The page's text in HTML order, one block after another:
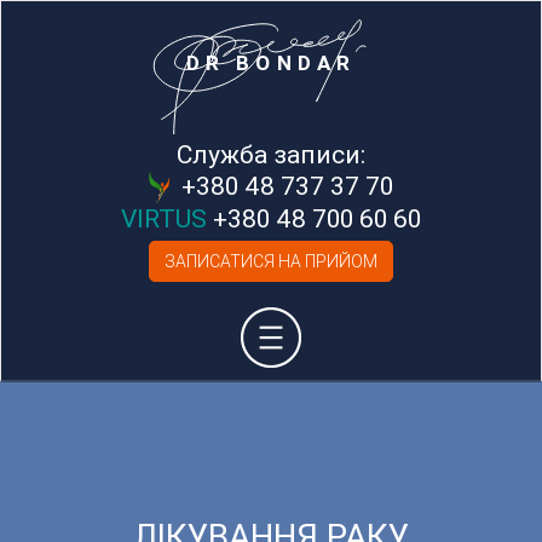
DR BONDAR
Служба записи:
+380 48 737 37 70
VIRTUS +380 48 700 60 60
ЗАПИСАТИСЯ НА ПРИЙОМ